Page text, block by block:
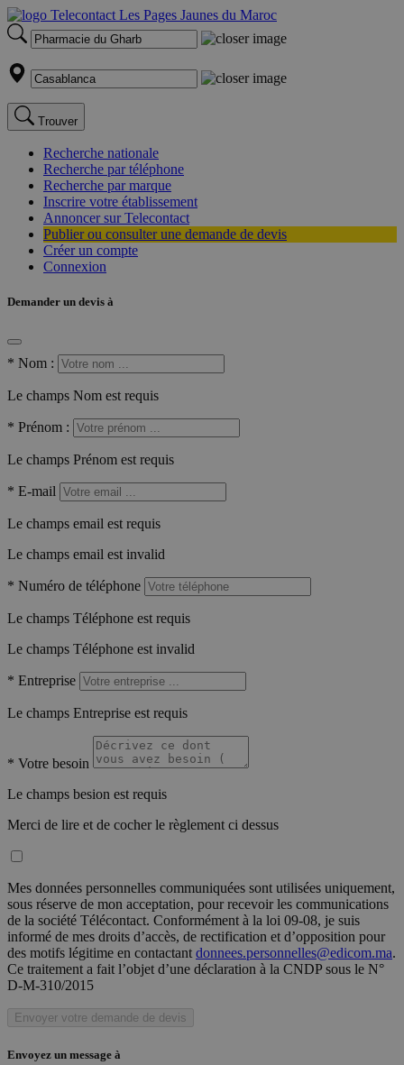
Trouver
Recherche nationale
Recherche par téléphone
Recherche par marque
Inscrire votre établissement
Annoncer sur Telecontact
Publier ou consulter une demande de devis
Créer un compte
Connexion
Demander un devis à
* Nom :
Le champs Nom est requis
* Prénom :
Le champs Prénom est requis
* E-mail
Le champs email est requis
Le champs email est invalid
* Numéro de téléphone
Le champs Téléphone est requis
Le champs Téléphone est invalid
* Entreprise
Le champs Entreprise est requis
* Votre besoin
Le champs besion est requis
Merci de lire et de cocher le règlement ci dessus
Mes données personnelles communiquées sont utilisées uniquement,
sous réserve de mon acceptation, pour recevoir les communications
de la société Télécontact. Conformément à la loi 09-08, je suis
informé de mes droits d’accès, de rectification et d’opposition pour
des motifs légitime en contactant donnees.personnelles@edicom.ma.
Ce traitement a fait l’objet d’une déclaration à la CNDP sous le N°
D-M-310/2015
Envoyer votre demande de devis
Envoyez un message à